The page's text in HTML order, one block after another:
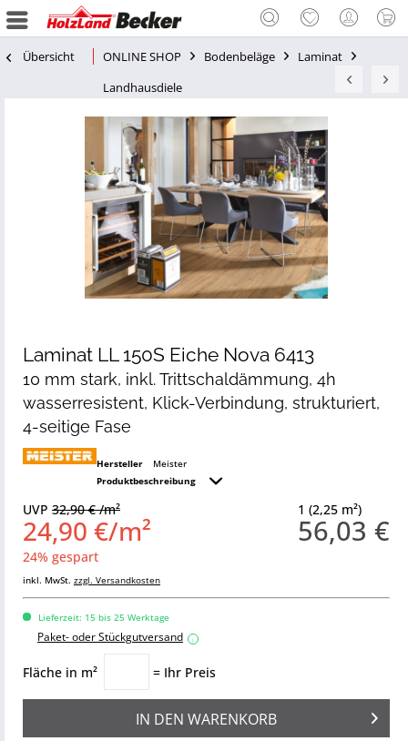
Übersicht ONLINE SHOP Bodenbeläge
Laminat
Landhausdiele
Laminat LL 150S Eiche Nova 6413
10 mm stark, inkl. Trittschaldämmung, 4h
wasserresistent, Klick-Verbindung, strukturiert,
4-seitige Fase
Hersteller
Meister
Produktbeschreibung
1 (2,25 m²)
56,03 €
UVP 32,90 € /m²
24,90 €/m²
24% gespart
inkl. MwSt. zzgl. Versandkosten
Lieferzeit: 15 bis 25 Werktage
Paket- oder Stückgutversand i
Fläche in m² = Ihr Preis
IN DEN WARENKORB